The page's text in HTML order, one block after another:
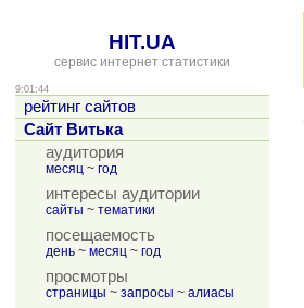
HIT.UA
сервис интернет статистики
9:01:44
рейтинг сайтов
Сайт Витька
аудитория
месяц ~ год
интересы аудитории
сайты ~ тематики
посещаемость
день ~ месяц ~ год
просмотры
страницы ~ запросы ~ алиасы